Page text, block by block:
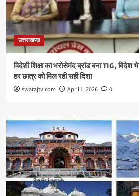
उत्तराखण्ड
विदेशी शिक्षा का भरोसेमंद ब्रांड बना TIG,
हर छात्र को मिल रही सही दिशा
swarajtv.com April 1, 2026 0